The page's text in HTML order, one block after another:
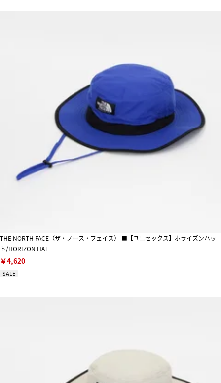
THE NORTH FACE（ザ・ノース・フェイス） ■【ユニセックス】ホライズンハッ
ト/HORIZON HAT
￥4,620
SALE